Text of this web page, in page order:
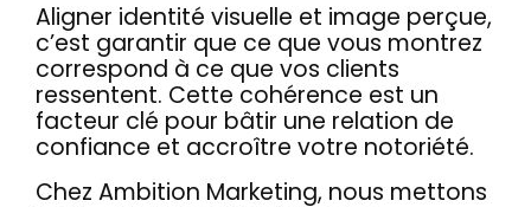
Aligner identité visuelle et image perçue,
c’est garantir que ce que vous montrez
correspond à ce que vos clients
ressentent. Cette cohérence est un
facteur clé pour bâtir une relation de
confiance et accroître votre notoriété.
Chez Ambition Marketing, nous mettons